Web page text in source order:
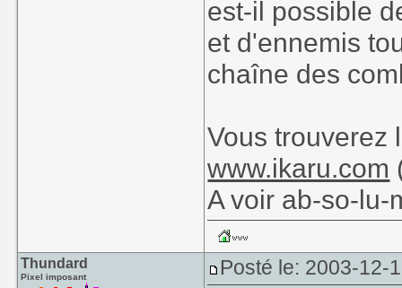
est-il possible
et d'ennemis
chaîne des
Vous trouverez
www.ikaru.com
A voir ab-so-lu-
Thundard
Pixel imposant Posté le: 2003-12-